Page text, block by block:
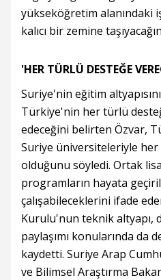
yükseköğretim alanındaki
kalıcı bir zemine
'HER TÜRLÜ DESTEĞE
Suriye'nin eğitim
Türkiye'nin her türlü
edeceğini belirten Özvar,
Suriye üniversiteleriyle
olduğunu söyledi. Ortak
programların hayata
çalışabileceklerini ifade
Kurulu'nun teknik altyapı,
paylaşımı konularında da
kaydetti. Suriye Arap
ve Bilimsel Araştırma